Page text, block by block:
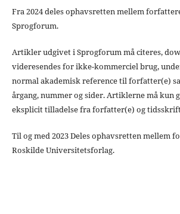
Fra 2024 deles ophavsretten mellem
Sprogforum.
Artikler udgivet i Sprogforum må citeres,
videresendes for ikke-kommerciel brug,
normal akademisk reference til forfatter(e)
årgang, nummer og sider. Artiklerne må kun
eksplicit tilladelse fra forfatter(e) og
Til og med 2023 Deles ophavsretten mellem
Roskilde Universitetsforlag.